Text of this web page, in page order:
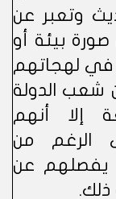
وتعبر عن
بيئة أو
في لهجاتهم
شعب الدولة
إلا أنهم
الرغم من
يفصلهم عن